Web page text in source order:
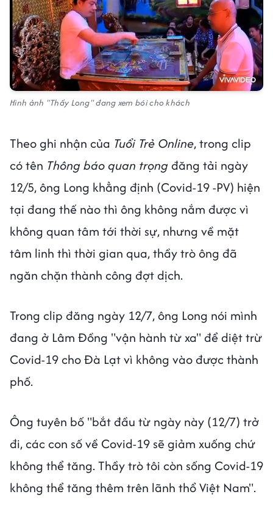
Hình ảnh "Thầy Long" đang xem bói cho khách
Theo ghi nhận của Tuổi Trẻ Online, trong clip
có tên Thông báo quan trọngđăng tải ngày
12/5, ông Long khẳng định (Covid-19 -PV) hiện
tại đang thế nào thì ông không nắm được vì
không quan tâm tới thời sự, nhưng về mặt
tâm linh thì thời gian qua, thầy trò ông đã
ngăn chặn thành công đợt dịch.
Trong clip đăng ngày 12/7, ông Long nói mình
đang ở Lâm Đồng "vận hành từ xa" để diệt trừ
Covid-19 cho Đà Lạt vì không vào được thành
phố.
Ông tuyên bố "bắt đầu từ ngày này (12/7) trở
đi, các con số về Covid-19 sẽ giảm xuống chứ
không thể tăng. Thầy trò tôi còn sống Covid-19
không thể tăng thêm trên lãnh thổ Việt Nam".